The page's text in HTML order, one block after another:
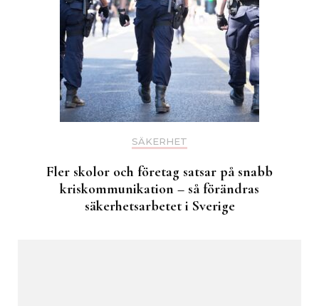
SÄKERHET
Fler skolor och företag satsar på snabb
kriskommunikation – så förändras
säkerhetsarbetet i Sverige